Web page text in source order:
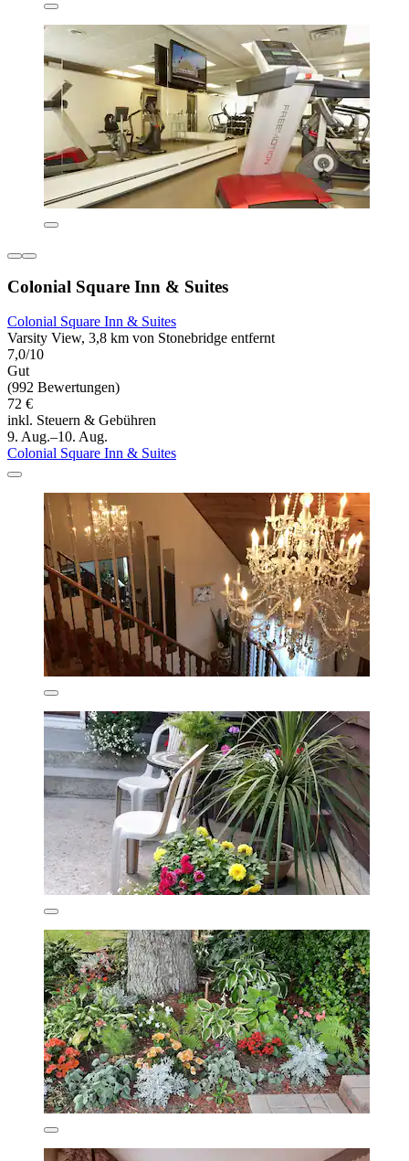
Colonial Square Inn & Suites
Colonial Square Inn & Suites
Varsity View, 3,8 km von Stonebridge entfernt
7,0/10
Gut
(992 Bewertungen)
72 €
inkl. Steuern & Gebühren
9. Aug.–10. Aug.
Colonial Square Inn & Suites